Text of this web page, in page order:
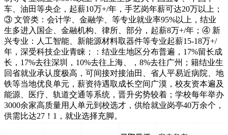
车、油田等央企，起薪10万+/年，手艺岗年薪可达20万以上；
③ 文管类：会计学、金融学、等专业就业率95%以上，结业
生多进入国企、金融机构、律所、部分，起薪8万+/年；④ 新
兴专业：人工智能、新能源材料取器件等专业起薪15-18万+/
年，深受科技企业青睐；：结业生地区分布普遍，17%留长成
长，17%去往深圳，10%去往上海、，8%去往广州；籍结业生
回省就业承认度极高，可间接对接油田、省人平易近病院、地
铁等当地优良单元，薪资待遇取成长空间广漠，校友资本遍及
能源、医疗、轨道交通等系统，晋升劣势较着；学校每年举办
3000余家高质量用人单元到校选才，供给就业岗亭40万余个，
供需比达27！1，就业选择充脚。